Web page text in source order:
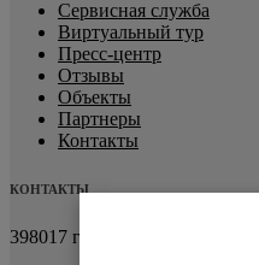
Сервисная служба
Виртуальный тур
Пресс-центр
Отзывы
Объекты
Партнеры
Контакты
КОНТАКТЫ
398017 г.Липецк